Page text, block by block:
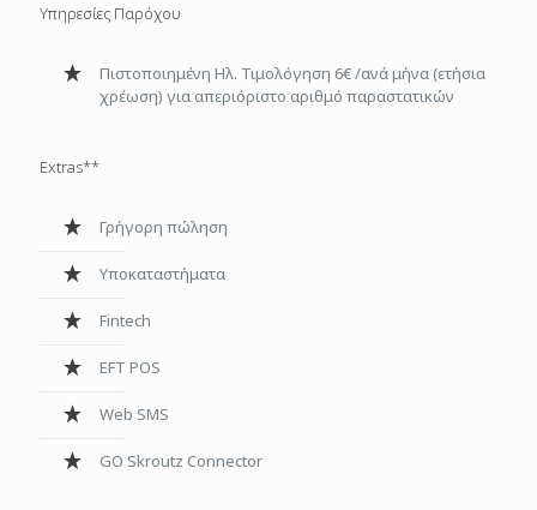
Υπηρεσίες Παρόχου
Πιστοποιημένη Ηλ. Τιμολόγηση 6€ /ανά μήνα (ετήσια
χρέωση) για απεριόριστο αριθμό παραστατικών
Extras**
Γρήγορη πώληση
Υποκαταστήματα
Fintech
EFT POS
Web SMS
GO Skroutz Connector